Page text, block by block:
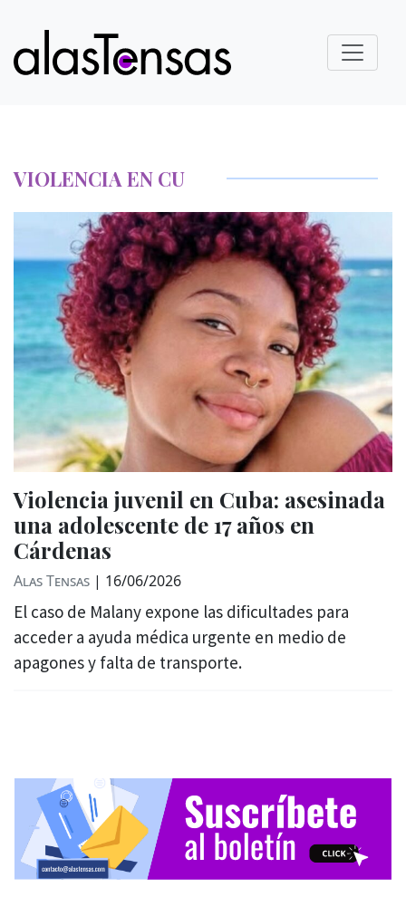
VIOLENCIA EN CU
Violencia juvenil en Cuba: asesinada
una adolescente de 17 años en
Cárdenas
Alas Tensas | 16/06/2026
El caso de Malany expone las dificultades para
acceder a ayuda médica urgente en medio de
apagones y falta de transporte.